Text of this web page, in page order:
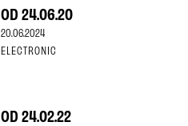
OD 24.06.20
20.06.2024
ELECTRONIC
OD 24.02.22